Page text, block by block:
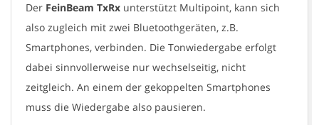
Der FeinBeam TxRx unterstützt Multipoint, kann sich
also zugleich mit zwei Bluetoothgeräten, z.B.
Smartphones, verbinden. Die Tonwiedergabe erfolgt
dabei sinnvollerweise nur wechselseitig, nicht
zeitgleich. An einem der gekoppelten Smartphones
muss die Wiedergabe also pausieren.